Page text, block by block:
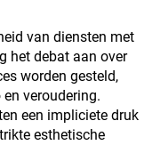
van diensten met
het debat aan over
worden gesteld,
veroudering.
een impliciete druk
esthetische